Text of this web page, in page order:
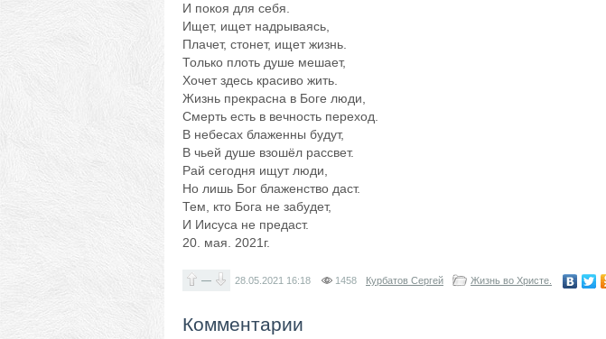
И покоя для себя.
Ищет, ищет надрываясь,
Плачет, стонет, ищет жизнь.
Только плоть душе мешает,
Хочет здесь красиво жить.
Жизнь прекрасна в Боге люди,
Смерть есть в вечность переход.
В небесах блаженны будут,
В чьей душе взошёл рассвет.
Рай сегодня ищут люди,
Но лишь Бог блаженство даст.
Тем, кто Бога не забудет,
И Иисуса не предаст.
20. мая. 2021г.
— 28.05.2021 16:18 1458 Курбатов Сергей Жизнь во Христе.
Комментарии